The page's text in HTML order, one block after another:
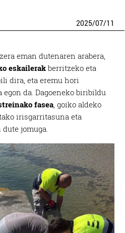
2025/07/11
eman dutenaren arabera,
eskailerak berritzeko eta
dira, eta eremu hori
da. Dagoeneko biribildu
fasea, goiko aldeko
irisgarritasuna eta
jomuga.